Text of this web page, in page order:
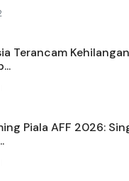
Terancam
Piala AFF 2026: